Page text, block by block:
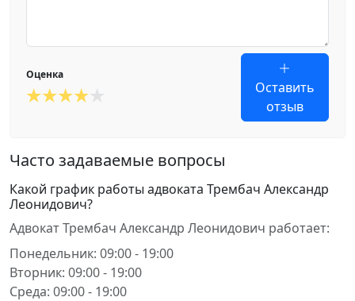
Оценка
Оставить
отзыв
Часто задаваемые вопросы
Какой график работы адвоката Трембач Александр
Леонидович?
Адвокат Трембач Александр Леонидович работает:
Понедельник: 09:00 - 19:00
Вторник: 09:00 - 19:00
Среда: 09:00 - 19:00